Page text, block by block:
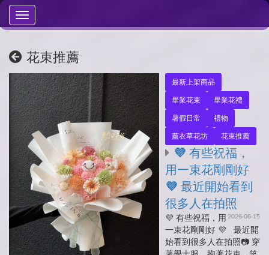
Toggle
navigation
花束推薦
最新上架商品
畢業花束
畢業花禮
暑假日常
禮物
薰衣草花坊
花束推薦
💜 有些祝福，
用一束花剛剛好
💜 最近開始看到
很多人在拍照
2026-06-15
💜 有些祝福，用
一束花剛剛好 💜 最近開
始看到很多人在拍照📷 穿